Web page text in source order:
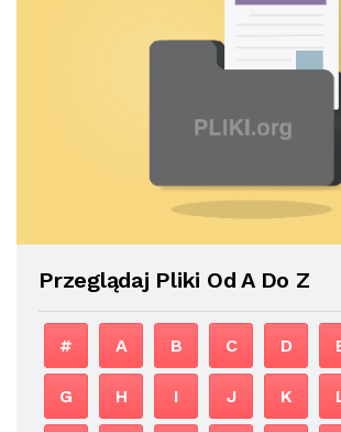
Przeglądaj Pliki Od A Do Z
# A B C D
G H I J K